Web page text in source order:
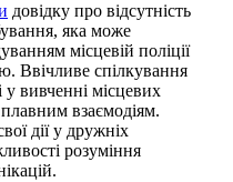
довідку про відсутність
яка може
місцевій поліції
Ввічливе спілкування
у вивченні місцевих
взаємодіям.
дії у дружніх
розуміння